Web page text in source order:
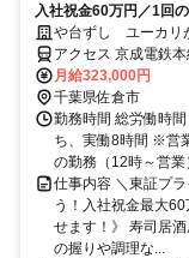
入社祝金60万円／1回
境づくりに力を入れて
や台ずし ユーカリ
アクセス 京成電鉄
月給323,000円
千葉県佐倉市
勤務時間 総労働時
ち、実働8時間 ※営
の勤務（12時～営
仕事内容 ＼東証プ
う！入社祝金最大
せます！》 寿司居
の握りや調理な...